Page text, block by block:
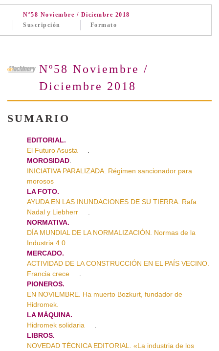
Nº58 Noviembre / Diciembre 2018
Suscripción
Formato
Nº58 Noviembre /
Diciembre 2018
SUMARIO
EDITORIAL.
El Futuro Asusta
MOROSIDAD
INICIATIVA PARALIZADA. Régimen sancionador para
morosos
LA FOTO.
AYUDA EN LAS INUNDACIONES DE SU TIERRA. Rafa
Nadal y Liebherr
NORMATIVA.
DÍA MUNDIAL DE LA NORMALIZACIÓN. Normas de la
Industria 4.0
MERCADO.
ACTIVIDAD DE LA CONSTRUCCIÓN EN EL PAÍS VECINO.
Francia crece
PIONEROS.
EN NOVIEMBRE. Ha muerto Bozkurt, fundador de
Hidromek.
LA MÁQUINA.
Hidromek solidaria
LIBROS.
NOVEDAD TÉCNICA EDITORIAL. «La industria de los